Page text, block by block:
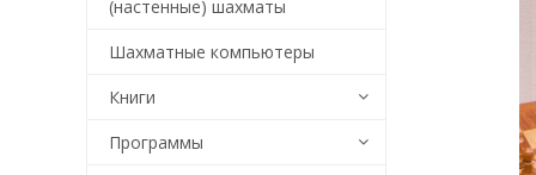
(настенные) шахматы
Шахматные компьютеры
Книги
Программы